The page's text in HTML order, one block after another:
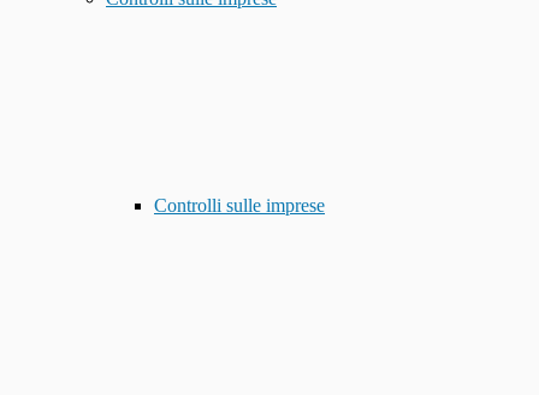
Controlli sulle imprese